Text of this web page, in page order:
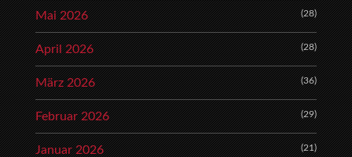
Mai 2026 (28)
April 2026 (28)
März 2026 (36)
Februar 2026 (29)
Januar 2026 (21)